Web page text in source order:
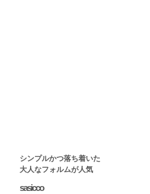
シンプルかつ落ち着いた
大人なフォルムが人気
sasicco